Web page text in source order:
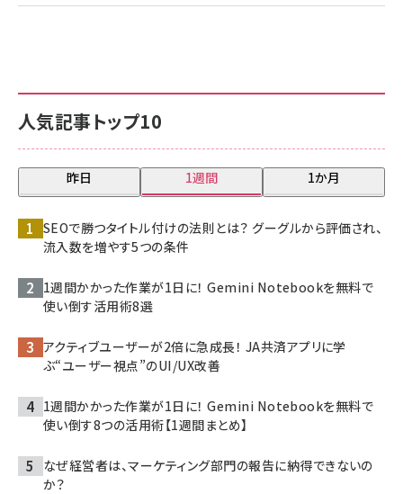
人気記事トップ10
昨日 1週間 1か月
SEOで勝つタイトル付けの法則とは？ グーグルから評価され、
流入数を増やす5つの条件
1週間かかった作業が1日に！ Gemini Notebookを無料で
使い倒す活用術8選
アクティブユーザーが2倍に急成長！ JA共済アプリに学
ぶ“ユーザー視点”のUI/UX改善
1週間かかった作業が1日に！ Gemini Notebookを無料で
使い倒す8つの活用術【1週間まとめ】
なぜ経営者は、マーケティング部門の報告に納得できないの
か？